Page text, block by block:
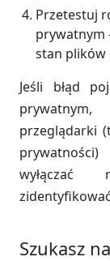
Przetestuj
prywatnym
stan plików
Jeśli błąd
przeglądarki
wyłączać
Szukasz